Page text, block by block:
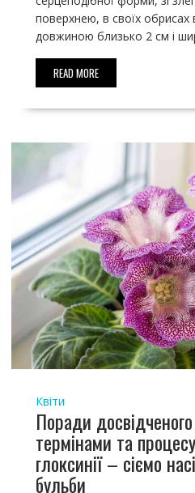
поверхнею, в своїх
довжиною близько 2 см і
READ MORE
Квіти
Поради
термінами та
глоксинії – сіємо
бульби